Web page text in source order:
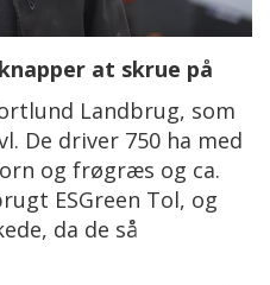
at skrue på
Landbrug, som
De driver 750 ha med
og frøgræs og ca.
ESGreen Tol, og
da de så